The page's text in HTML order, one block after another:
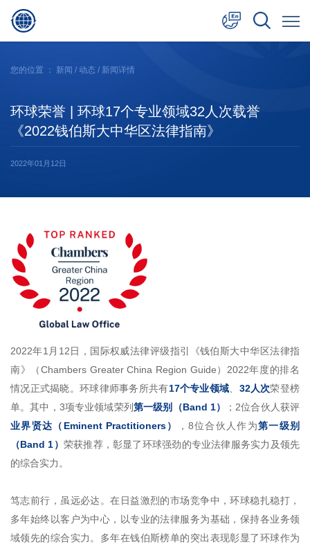
日本語
您的位置 ： 新闻 / 动态 / 新闻详情
环球荣誉 | 环球17个专业领域32人次载誉
《2022钱伯斯大中华区法律指南》
2022年01月12日
2022年1月12日，国际权威法律评级指引《钱伯斯大中华区法律指
南》（Chambers Greater China Region Guide）2022年度的排名
情况正式揭晓。环球律师事务所共有17个专业领域 32人次荣登榜
单。其中，3项专业领域荣列第一级别（Band 1）
；2位合伙人获评
业界贤达（Eminent Practitioners）
，8位合伙人作为第一级别
（Band 1） 荣获推荐，彰显了环球强劲的专业法律服务实力及领先
的综合实力。
笃志前行，虽远必达。在日益激烈的市场竞争中，环球稳扎稳打，
多年始终以客户为中心，以专业的法律服务为基础，保持各业务领
域领先的综合实力。多年在钱伯斯榜单的突出表现彰显了环球作为